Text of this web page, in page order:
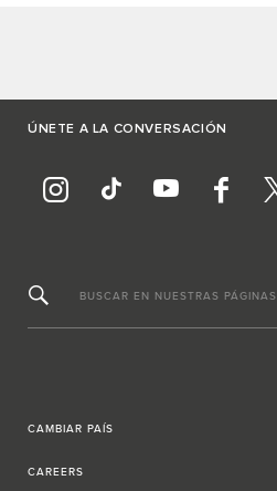
ÚNETE A LA CONVERSACIÓN
BUSCAR EN NUESTRAS PÁGINAS
CAMBIAR PAÍS
CAREERS